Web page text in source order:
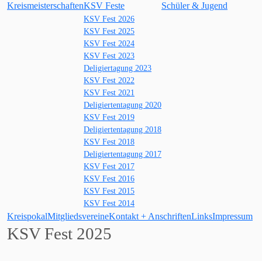
KreismeisterschaftenKSV Feste
KSV Fest 2026
KSV Fest 2025
KSV Fest 2024
KSV Fest 2023
Deligiertagung 2023
KSV Fest 2022
KSV Fest 2021
Deligiertentagung 2020
KSV Fest 2019
Deligiertentagung 2018
KSV Fest 2018
Deligiertentagung 2017
KSV Fest 2017
KSV Fest 2016
KSV Fest 2015
KSV Fest 2014
Schüler & Jugend
KreispokalMitgliedsvereineKontakt + AnschriftenLinksImpressum
KSV Fest 2025